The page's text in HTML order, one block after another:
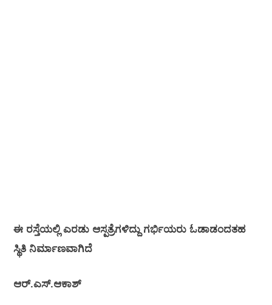
ಈ ರಸ್ತೆಯಲ್ಲಿ ಎರಡು ಆಸ್ಪತ್ರೆಗಳಿದ್ದು ಗರ್ಭಿಯರು ಓಡಾಡಂದತಹ
ಸ್ಥಿತಿ ನಿರ್ಮಾಣವಾಗಿದೆ
ಆರ್.ಎಸ್.ಆಕಾಶ್